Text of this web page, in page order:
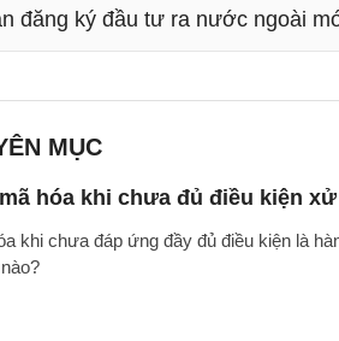
đăng ký đầu tư ra nước ngoài
MỤC
hóa khi chưa đủ điều kiện
khi chưa đáp ứng đầy đủ điều kiện là